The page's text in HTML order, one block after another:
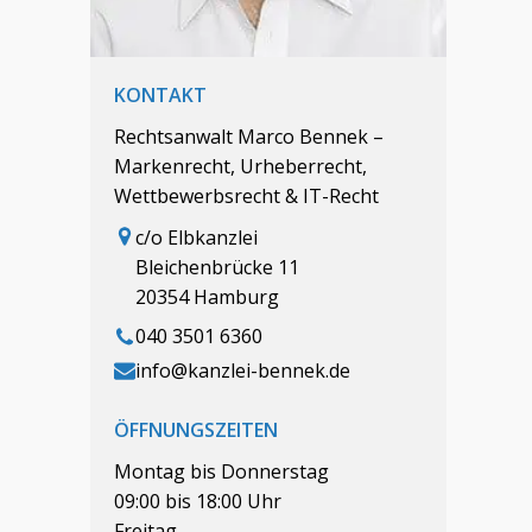
KONTAKT
Rechtsanwalt Marco Bennek –
Markenrecht, Urheberrecht,
Wettbewerbsrecht & IT-Recht
c/o Elbkanzlei
Bleichenbrücke 11
20354 Hamburg
040 3501 6360
info@kanzlei-bennek.de
ÖFFNUNGSZEITEN
Montag bis Donnerstag
09:00 bis 18:00 Uhr